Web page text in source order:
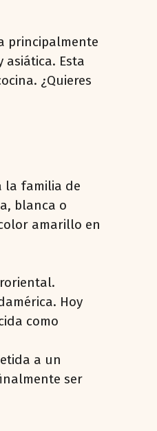
principalmente
Esta
¿Quieres
la familia de
blanca o
amarillo en
Hoy
como
a un
ser